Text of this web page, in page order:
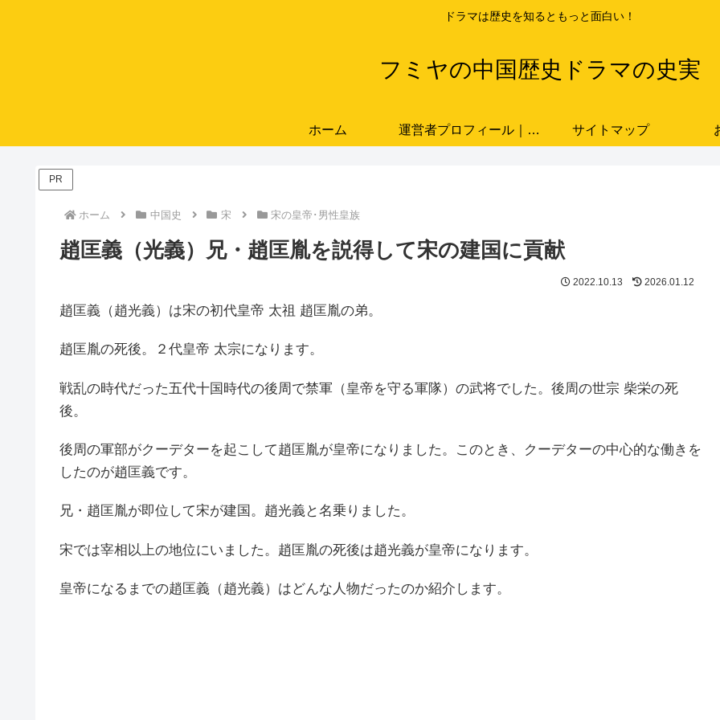
ドラマは歴史を知るともっと面白い！
フミヤの中国歴史ドラマの史実
ホーム 運営者プロフィール｜ドラマと史実をつなぐ歴史ブロガー「フミヤ」 サイトマップ
PR
ホーム 中国史 宋 宋の皇帝･男性皇族
趙匡義（光義）兄・趙匡胤を説得して宋の建国に貢献
2022.10.13 2026.01.12
趙匡義（趙光義）は宋の初代皇帝 太祖 趙匡胤の弟。
趙匡胤の死後。２代皇帝 太宗になります。
戦乱の時代だった五代十国時代の後周で禁軍（皇帝を守る軍隊）の武将でした。後周の世宗 柴栄の死
後。
後周の軍部がクーデターを起こして趙匡胤が皇帝になりました。このとき、クーデターの中心的な働きを
したのが趙匡義です。
兄・趙匡胤が即位して宋が建国。趙光義と名乗りました。
宋では宰相以上の地位にいました。趙匡胤の死後は趙光義が皇帝になります。
皇帝になるまでの趙匡義（趙光義）はどんな人物だったのか紹介します。